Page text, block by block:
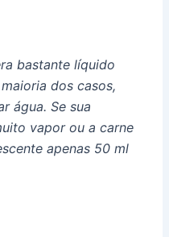
bastante líquido
dos casos,
água. Se sua
vapor ou a carne
apenas 50 ml